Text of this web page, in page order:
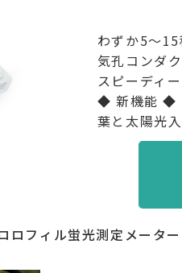
わずか5～
気孔コンダ
スピーディ
◆ 新機能 ◆
葉と太陽光
ロフィル蛍光測定メータ